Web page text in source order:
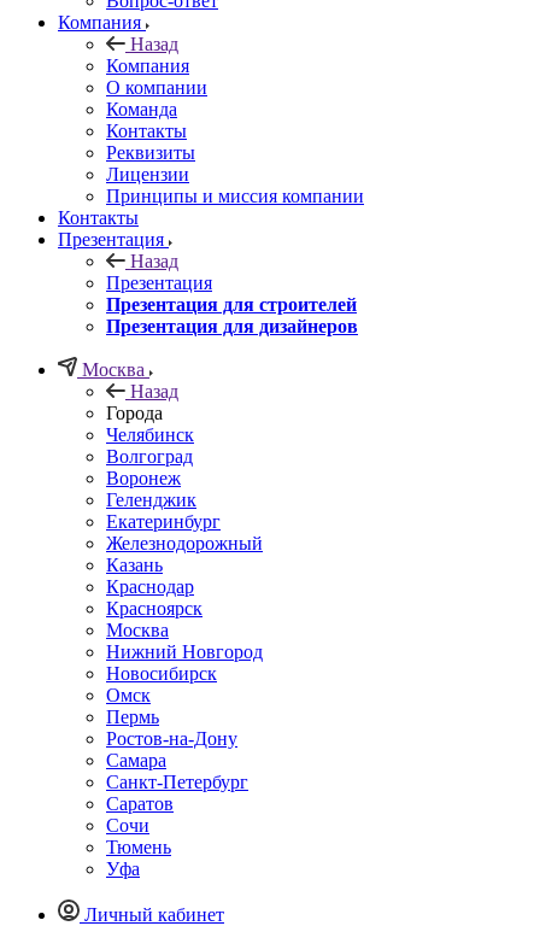
Компания
Назад
Компания
О компании
Команда
Контакты
Реквизиты
Лицензии
Принципы и миссия компании
Контакты
Презентация
Назад
Презентация
Презентация для строителей
Презентация для дизайнеров
Москва
Назад
Города
Челябинск
Волгоград
Воронеж
Геленджик
Екатеринбург
Железнодорожный
Казань
Краснодар
Красноярск
Москва
Нижний Новгород
Новосибирск
Омск
Пермь
Ростов-на-Дону
Самара
Санкт-Петербург
Саратов
Сочи
Тюмень
Уфа
Личный кабинет